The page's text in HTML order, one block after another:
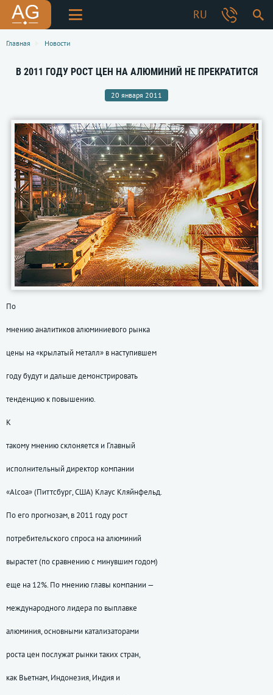
RU
Главная Новости
В 2011 ГОДУ РОСТ ЦЕН НА АЛЮМИНИЙ НЕ ПРЕКРАТИТСЯ
20 января 2011
По
мнению аналитиков алюминиевого рынка
цены на «крылатый металл» в наступившем
году будут и дальше демонстрировать
тенденцию к повышению.
К
такому мнению склоняется и Главный
исполнительный директор компании
«Alcoa» (Питтсбург, США) Клаус Кляйнфельд.
По его прогнозам, в 2011 году рост
потребительского спроса на алюминий
вырастет (по сравнению с минувшим годом)
еще на 12%. По мнению главы компании —
международного лидера по выплавке
алюминия, основными катализаторами
роста цен послужат рынки таких стран,
как Вьетнам, Индонезия, Индия и